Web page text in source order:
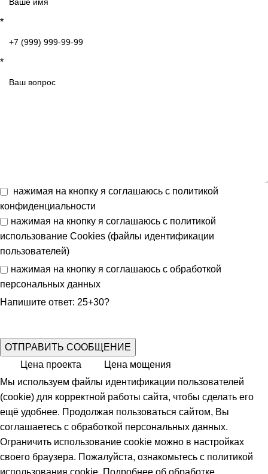
*
*
нажимая на кнопку я соглашаюсь с политикой
конфиденциальности
нажимая на кнопку я соглашаюсь с политикой
использование Cookies (файлы идентификации
пользователей)
нажимая на кнопку я соглашаюсь с обработкой
персональных данных
Напишите ответ: 25+30?
Цена проекта
Цена мощения
Мы используем файлы идентификации пользователей
(cookie) для корректной работы сайта, чтобы сделать его
ещё удобнее. Продолжая пользоваться сайтом, Вы
соглашаетесь с обработкой персональных данных.
Ограничить использование cookie можно в настройках
своего браузера. Пожалуйста, ознакомьтесь с политикой